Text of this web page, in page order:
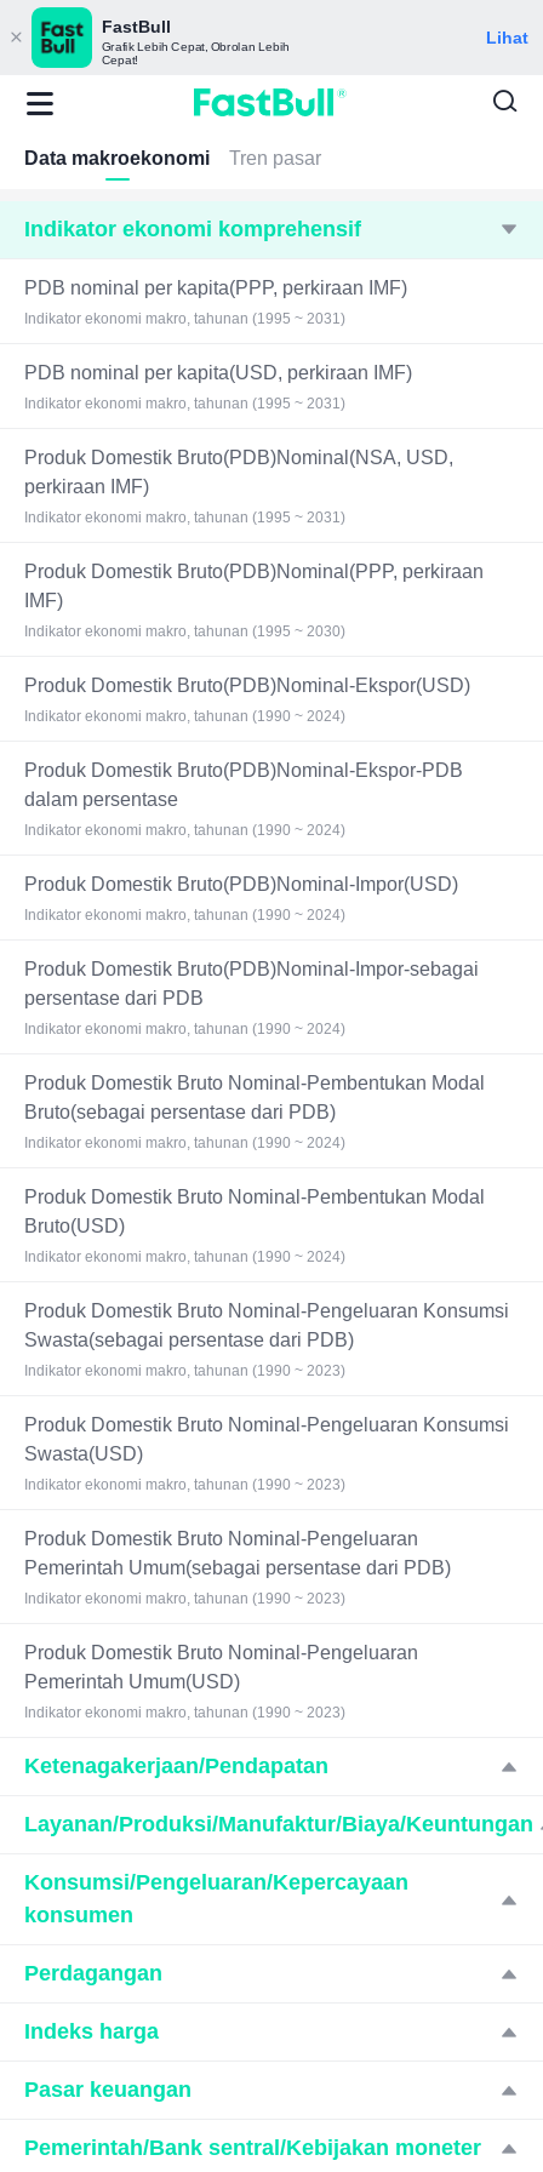
FastBull
Grafik Lebih Cepat, Obrolan Lebih
Cepat!
Lihat
Data makroekonomi Tren pasar
Indikator ekonomi komprehensif
PDB nominal per kapita(PPP, perkiraan IMF)
Indikator ekonomi makro, tahunan (1995 ~ 2031)
PDB nominal per kapita(USD, perkiraan IMF)
Indikator ekonomi makro, tahunan (1995 ~ 2031)
Produk Domestik Bruto(PDB)Nominal(NSA, USD,
perkiraan IMF)
Indikator ekonomi makro, tahunan (1995 ~ 2031)
Produk Domestik Bruto(PDB)Nominal(PPP, perkiraan
IMF)
Indikator ekonomi makro, tahunan (1995 ~ 2030)
Produk Domestik Bruto(PDB)Nominal-Ekspor(USD)
Indikator ekonomi makro, tahunan (1990 ~ 2024)
Produk Domestik Bruto(PDB)Nominal-Ekspor-PDB
dalam persentase
Indikator ekonomi makro, tahunan (1990 ~ 2024)
Produk Domestik Bruto(PDB)Nominal-Impor(USD)
Indikator ekonomi makro, tahunan (1990 ~ 2024)
Produk Domestik Bruto(PDB)Nominal-Impor-sebagai
persentase dari PDB
Indikator ekonomi makro, tahunan (1990 ~ 2024)
Produk Domestik Bruto Nominal-Pembentukan Modal
Bruto(sebagai persentase dari PDB)
Indikator ekonomi makro, tahunan (1990 ~ 2024)
Produk Domestik Bruto Nominal-Pembentukan Modal
Bruto(USD)
Indikator ekonomi makro, tahunan (1990 ~ 2024)
Produk Domestik Bruto Nominal-Pengeluaran Konsumsi
Swasta(sebagai persentase dari PDB)
Indikator ekonomi makro, tahunan (1990 ~ 2023)
Produk Domestik Bruto Nominal-Pengeluaran Konsumsi
Swasta(USD)
Indikator ekonomi makro, tahunan (1990 ~ 2023)
Produk Domestik Bruto Nominal-Pengeluaran
Pemerintah Umum(sebagai persentase dari PDB)
Indikator ekonomi makro, tahunan (1990 ~ 2023)
Produk Domestik Bruto Nominal-Pengeluaran
Pemerintah Umum(USD)
Indikator ekonomi makro, tahunan (1990 ~ 2023)
Ketenagakerjaan/Pendapatan
Layanan/Produksi/Manufaktur/Biaya/Keuntungan
Konsumsi/Pengeluaran/Kepercayaan
konsumen
Perdagangan
Indeks harga
Pasar keuangan
Pemerintah/Bank sentral/Kebijakan moneter